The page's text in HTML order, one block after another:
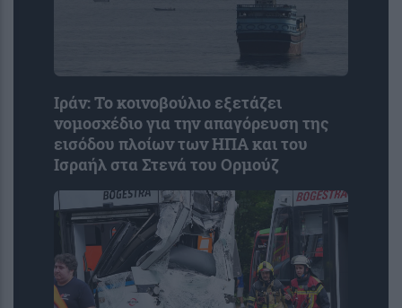
Ιράν: To κοινοβούλιο εξετάζει
νομοσχέδιο για την απαγόρευση της
εισόδου πλοίων των ΗΠΑ και του
Ισραήλ στα Στενά του Ορμούζ